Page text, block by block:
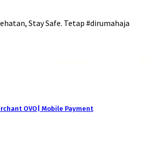
Stay Safe. Tetap #dirumahaja
OVO| Mobile Payment